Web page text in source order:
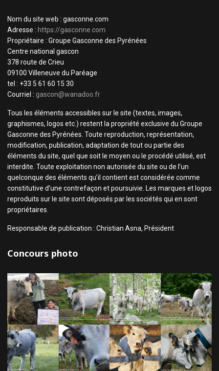
Nom du site web : gasconne.com
Adresse : https://gasconne.com
Propriétaire : Groupe Gasconne des Pyrénées
Centre national gascon
378 route de Crieu
09100 Villeneuve du Paréage
tel : +33 5 61 60 15 30
Courriel : gascon@wanadoo.fr
Tous les éléments accessibles sur le site (textes, images,
graphismes, logos etc.) restent la propriété exclusive du Groupe
Gasconne des Pyrénées. Toute reproduction, représentation,
modification, publication, adaptation de tout ou partie des
éléments du site, quel que soit le moyen ou le procédé utilisé, est
interdite. Toute exploitation non autorisée du site ou de l’un
quelconque des éléments qu’il contient est considérée comme
constitutive d’une contrefaçon et poursuivie. Les marques et logos
reproduits sur le site sont déposés par les sociétés qui en sont
propriétaires.
Responsable de publication : Christian Asna, Président
Concours photo